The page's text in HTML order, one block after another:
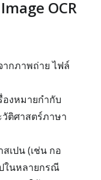
OCR
ากภาพถ่าย ไฟล์
องหมายกำกับ
ติศาสตร์ภาษา
เปน (เช่น กอ
ในหลายกรณี